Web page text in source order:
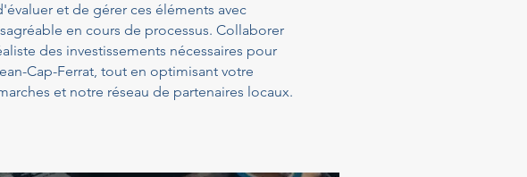
et de gérer ces éléments avec
en cours de processus. Collaborer
des investissements nécessaires pour
Cap-Ferrat, tout en optimisant votre
et notre réseau de partenaires locaux.